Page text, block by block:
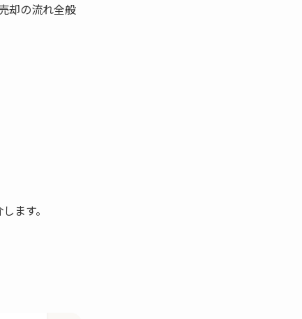
却の流れ全般
ます。